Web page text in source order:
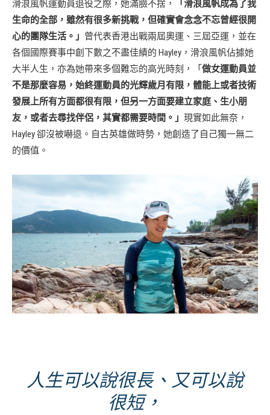
滑浪風帆運動員退役之際，她滿臉不捨，
「滑浪風帆成為了我
生命的全部，雖然有很多新挑戰，但確實會念念不忘曾經很開
心的團隊生活。」 曾代表香港出戰兩屆奧運、三屆亞運，並在
各個國際賽事中創下數之不盡佳績的 Hayley，滑浪風帆佔據她
大半人生，亦為她帶來多個難忘的高光時刻，「 做女運動員並
不是那麼容易，始終運動員的光輝歲月有限，體能上或者技術
發展上所有方面都很有限，但另一方面要建立家庭、生小朋
友，或者去尋找伴侶，其實都需要時間。」 現實如此無奈，
Hayley 卻沒被嚇退。自古英雄做時勢，她創造了自己獨一無二
的價值。
人生可以說很長、又可以說
很短，